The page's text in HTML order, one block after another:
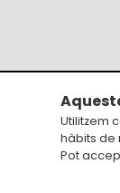
Utilitzem
hàbits de
Pot